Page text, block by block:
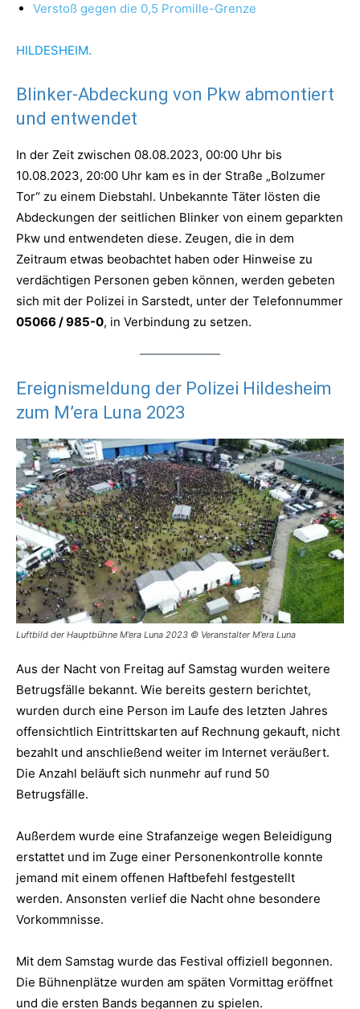
Verstoß gegen die 0,5 Promille-Grenze
HILDESHEIM.
Blinker-Abdeckung von Pkw abmontiert
und entwendet
In der Zeit zwischen 08.08.2023, 00:00 Uhr bis
10.08.2023, 20:00 Uhr kam es in der Straße „Bolzumer
Tor“ zu einem Diebstahl. Unbekannte Täter lösten die
Abdeckungen der seitlichen Blinker von einem geparkten
Pkw und entwendeten diese. Zeugen, die in dem
Zeitraum etwas beobachtet haben oder Hinweise zu
verdächtigen Personen geben können, werden gebeten
sich mit der Polizei in Sarstedt, unter der Telefonnummer
05066 / 985-0, in Verbindung zu setzen.
Ereignismeldung der Polizei Hildesheim
zum M’era Luna 2023
Luftbild der Hauptbühne M’era Luna 2023 © Veranstalter M’era Luna
Aus der Nacht von Freitag auf Samstag wurden weitere
Betrugsfälle bekannt. Wie bereits gestern berichtet,
wurden durch eine Person im Laufe des letzten Jahres
offensichtlich Eintrittskarten auf Rechnung gekauft, nicht
bezahlt und anschließend weiter im Internet veräußert.
Die Anzahl beläuft sich nunmehr auf rund 50
Betrugsfälle.
Außerdem wurde eine Strafanzeige wegen Beleidigung
erstattet und im Zuge einer Personenkontrolle konnte
jemand mit einem offenen Haftbefehl festgestellt
werden. Ansonsten verlief die Nacht ohne besondere
Vorkommnisse.
Mit dem Samstag wurde das Festival offiziell begonnen.
Die Bühnenplätze wurden am späten Vormittag eröffnet
und die ersten Bands begannen zu spielen.